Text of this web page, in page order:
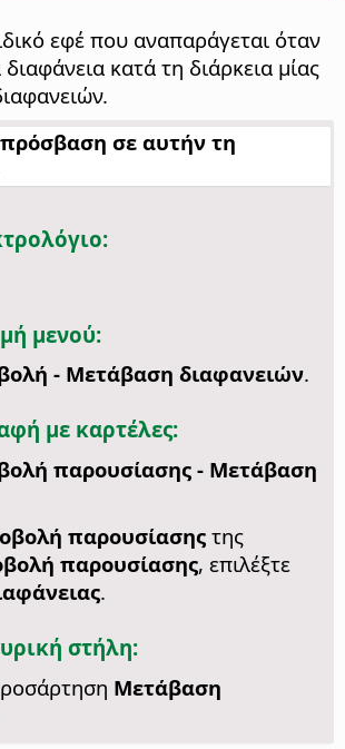
εφέ που αναπαράγεται όταν
κατά τη διάρκεια μίας
πρόσβαση σε αυτήν τη
μενού:
- Μετάβαση διαφανειών.
με καρτέλες:
παρουσίασης - Μετάβαση
παρουσίασηςτης
παρουσίασης, επιλέξτε
.
στήλη:
Μετάβαση